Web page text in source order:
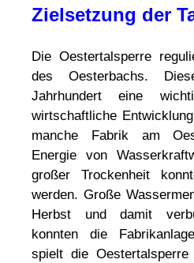
Zielsetzung der
Die Oestertalsperre
des Oesterbachs.
Jahrhundert eine
wirtschaftliche
manche Fabrik am
Energie von
großer Trockenheit
werden. Große
Herbst und damit
konnten die
spielt die